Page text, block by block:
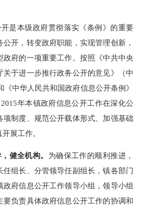
是本级政府贯彻落实《条例》的重要
开，转变政府职能，实现管理创新，
政府的一项重要工作。按照《中共中央
关于进一步推行政务公开的意见》（中
《中华人民共和国政府信息公开条例》
2015年本镇政府信息公开工作在深化公
项制度、规范公开载体形式、加强基础
展工作。
健全机构。 为确保工作的顺利推进，
任组长、分管领导任副组长，镇各部门
府信息公开工作领导小组，领导小组
要负责具体政府信息公开工作的协调和